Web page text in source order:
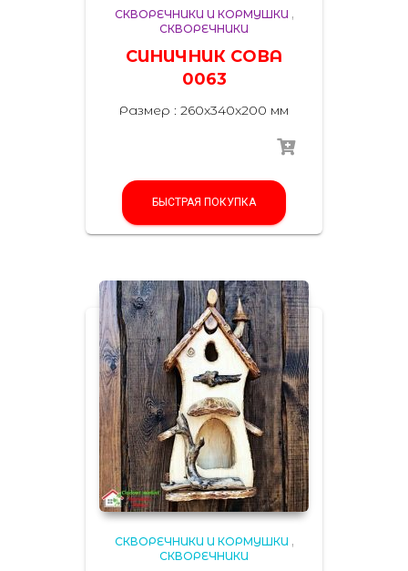
СКВОРЕЧНИКИ И КОРМУШКИ ,
СКВОРЕЧНИКИ
СИНИЧНИК СОВА
0063
Размер : 260x340x200 мм
БЫСТРАЯ ПОКУПКА
СКВОРЕЧНИКИ И КОРМУШКИ ,
СКВОРЕЧНИКИ